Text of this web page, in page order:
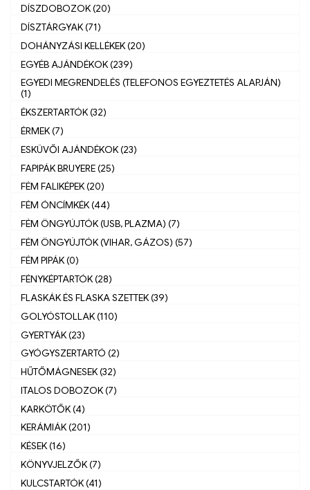
DÍSZDOBOZOK (20)
DÍSZTÁRGYAK (71)
DOHÁNYZÁSI KELLÉKEK (20)
EGYÉB AJÁNDÉKOK (239)
EGYEDI MEGRENDELÉS (TELEFONOS EGYEZTETÉS ALAPJÁN)
(1)
ÉKSZERTARTÓK (32)
ÉRMEK (7)
ESKÜVŐI AJÁNDÉKOK (23)
FAPIPÁK BRUYERE (25)
FÉM FALIKÉPEK (20)
FÉM ÓNCÍMKÉK (44)
FÉM ÖNGYÚJTÓK (USB, PLAZMA) (7)
FÉM ÖNGYÚJTÓK (VIHAR, GÁZOS) (57)
FÉM PIPÁK (0)
FÉNYKÉPTARTÓK (28)
FLASKÁK ÉS FLASKA SZETTEK (39)
GOLYÓSTOLLAK (110)
GYERTYÁK (23)
GYÓGYSZERTARTÓ (2)
HŰTŐMÁGNESEK (32)
ITALOS DOBOZOK (7)
KARKÖTŐK (4)
KERÁMIÁK (201)
KÉSEK (16)
KÖNYVJELZŐK (7)
KULCSTARTÓK (41)